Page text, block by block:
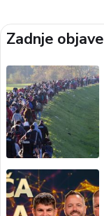
Zadnje objave